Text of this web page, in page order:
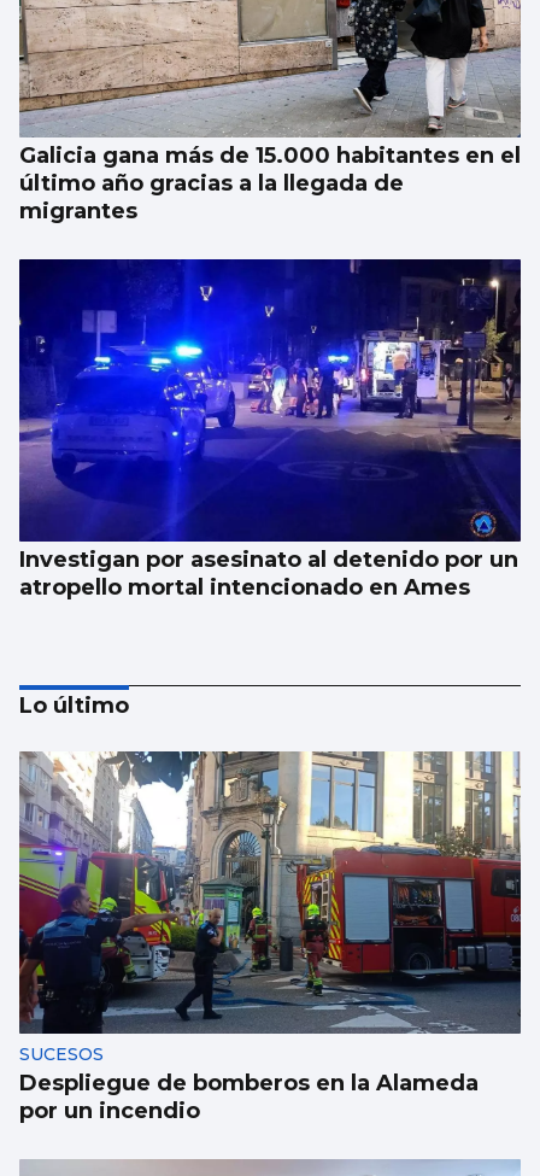
Galicia gana más de 15.000 habitantes en el
último año gracias a la llegada de
migrantes
Investigan por asesinato al detenido por un
atropello mortal intencionado en Ames
La Atención Primaria pasa a depender de
las gerencias
Lo último
SUCESOS
Despliegue de bomberos en la Alameda
por un incendio